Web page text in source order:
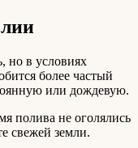
но в условиях
более частый
или дождевую.
полива не оголялись
свежей земли.